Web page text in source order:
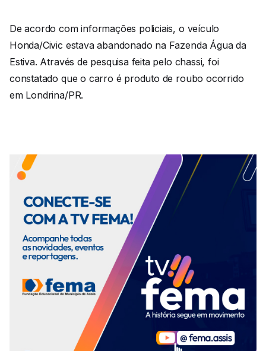
De acordo com informações policiais, o veículo
Honda/Civic estava abandonado na Fazenda Água da
Estiva. Através de pesquisa feita pelo chassi, foi
constatado que o carro é produto de roubo ocorrido
em Londrina/PR.